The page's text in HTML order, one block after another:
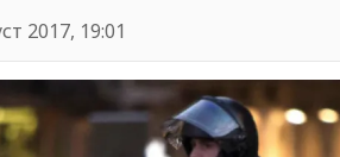
2017, 19:01